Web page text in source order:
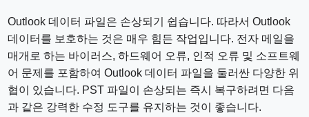
Outlook 데이터 파일은 손상되기 쉽습니다. 따라서 Outlook
데이터를 보호하는 것은 매우 힘든 작업입니다. 전자 메일을
매개로 하는 바이러스, 하드웨어 오류, 인적 오류 및 소프트웨
어 문제를 포함하여 Outlook 데이터 파일을 둘러싼 다양한 위
협이 있습니다. PST 파일이 손상되는 즉시 복구하려면 다음
과 같은 강력한 수정 도구를 유지하는 것이 좋습니다.